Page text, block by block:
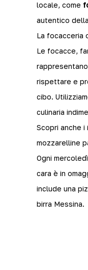
locale, come
autentico
La focacceria
Le focacce,
rispettare e
cibo.
culinaria
Scopri anche i
mozzarelline
Ogni
cara è in
include una
birra Messina.